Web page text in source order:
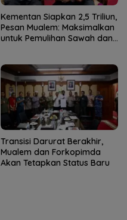
Kementan Siapkan 2,5 Triliun,
Pesan Mualem: Maksimalkan
untuk Pemulihan Sawah dan
Transisi Darurat Berakhir,
Mualem dan Forkopimda
Akan Tetapkan Status Baru